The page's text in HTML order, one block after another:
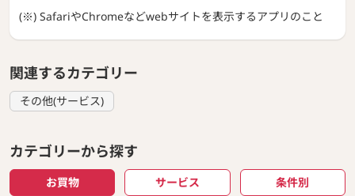
(※) SafariやChromeなどwebサイトを表示するアプリのこと
関連するカテゴリー
その他(サービス)
カテゴリーから探す
お買物 サービス 条件別